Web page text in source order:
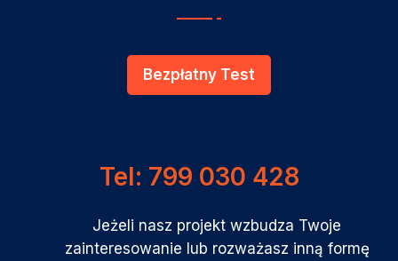
Bezpłatny Test
Tel: 799 030 428
Jeżeli nasz projekt wzbudza Twoje
zainteresowanie lub rozważasz inną formę